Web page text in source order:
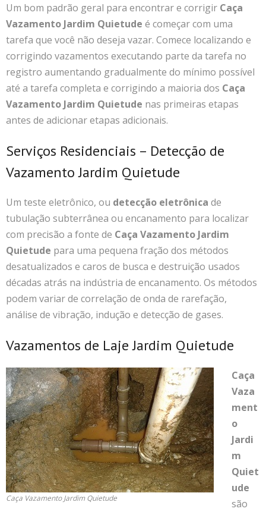
Um bom padrão geral para encontrar e corrigir Caça
Vazamento Jardim Quietude é começar com uma
tarefa que você não deseja vazar. Comece localizando e
corrigindo vazamentos executando parte da tarefa no
registro aumentando gradualmente do mínimo possível
até a tarefa completa e corrigindo a maioria dos Caça
Vazamento Jardim Quietude nas primeiras etapas
antes de adicionar etapas adicionais.
Serviços Residenciais – Detecção de
Vazamento Jardim Quietude
Um teste eletrônico, ou detecção eletrônica de
tubulação subterrânea ou encanamento para localizar
com precisão a fonte de Caça Vazamento Jardim
Quietude para uma pequena fração dos métodos
desatualizados e caros de busca e destruição usados
décadas atrás na indústria de encanamento. Os métodos
podem variar de correlação de onda de rarefação,
análise de vibração, indução e detecção de gases.
Vazamentos de Laje Jardim Quietude
Caça Vazamento Jardim Quietude
Caça
Vaza
ment
o
Jardi
m
Quiet
ude
são